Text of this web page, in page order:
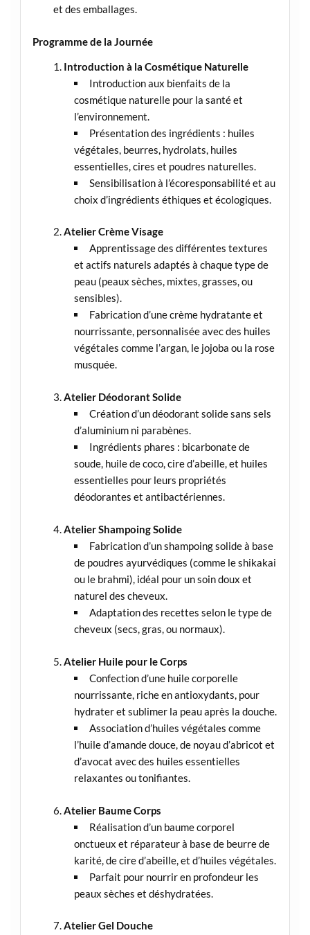
et des emballages.
Programme de la Journée
Introduction à la Cosmétique Naturelle
Introduction aux bienfaits de la
cosmétique naturelle pour la santé et
l’environnement.
Présentation des ingrédients : huiles
végétales, beurres, hydrolats, huiles
essentielles, cires et poudres naturelles.
Sensibilisation à l’écoresponsabilité et au
choix d’ingrédients éthiques et écologiques.
Atelier Crème Visage
Apprentissage des différentes textures
et actifs naturels adaptés à chaque type de
peau (peaux sèches, mixtes, grasses, ou
sensibles).
Fabrication d’une crème hydratante et
nourrissante, personnalisée avec des huiles
végétales comme l’argan, le jojoba ou la rose
musquée.
Atelier Déodorant Solide
Création d’un déodorant solide sans sels
d’aluminium ni parabènes.
Ingrédients phares : bicarbonate de
soude, huile de coco, cire d’abeille, et huiles
essentielles pour leurs propriétés
déodorantes et antibactériennes.
Atelier Shampoing Solide
Fabrication d’un shampoing solide à base
de poudres ayurvédiques (comme le shikakai
ou le brahmi), idéal pour un soin doux et
naturel des cheveux.
Adaptation des recettes selon le type de
cheveux (secs, gras, ou normaux).
Atelier Huile pour le Corps
Confection d’une huile corporelle
nourrissante, riche en antioxydants, pour
hydrater et sublimer la peau après la douche.
Association d’huiles végétales comme
l’huile d’amande douce, de noyau d’abricot et
d’avocat avec des huiles essentielles
relaxantes ou tonifiantes.
Atelier Baume Corps
Réalisation d’un baume corporel
onctueux et réparateur à base de beurre de
karité, de cire d’abeille, et d’huiles végétales.
Parfait pour nourrir en profondeur les
peaux sèches et déshydratées.
Atelier Gel Douche